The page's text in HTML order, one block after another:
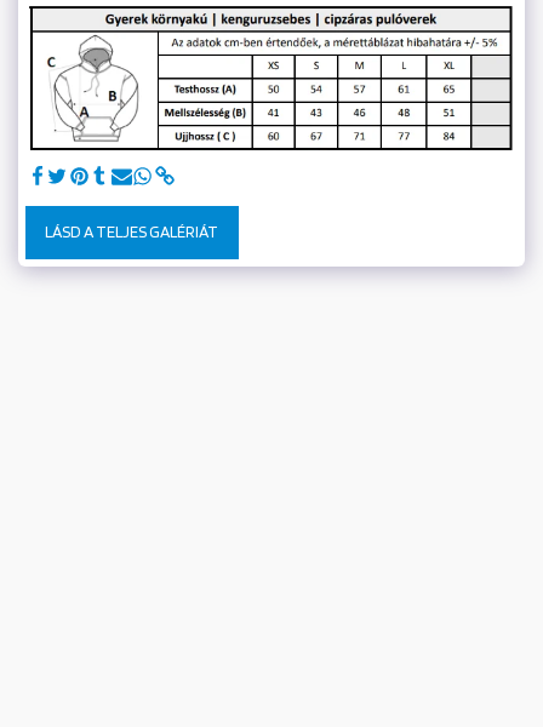
LÁSD A TELJES GALÉRIÁT